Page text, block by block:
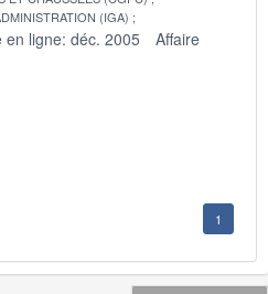
(IGA)
en ligne: déc. 2005
Affaire
1